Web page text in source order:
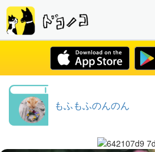
もふもふのんのん